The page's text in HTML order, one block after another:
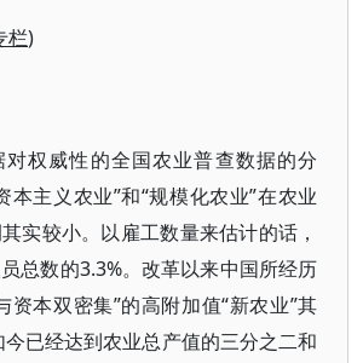
栏)
权威性的全国农业普查数据的分
本主义农业”和“规模化农业”在农业
实较小。以雇工数量来估计的话，
总数的3.3%。改革以来中国所经历
资本双密集”的高附加值“新农业”其
已经达到农业总产值的三分之二和